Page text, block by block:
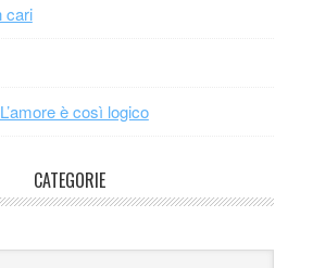
cari
è così logico
CATEGORIE